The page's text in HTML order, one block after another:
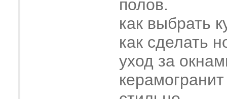
полов.
как выбрать
как сделать
уход за